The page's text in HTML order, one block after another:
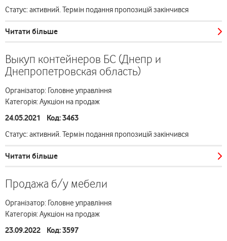
Статус: активний. Термін подання пропозицій закінчився
Читати більше
Выкуп контейнеров БС (Днепр и
Днепропетровская область)
Організатор: Головне управління
Категорія: Аукціон на продаж
24.05.2021 Код: 3463
Статус: активний. Термін подання пропозицій закінчився
Читати більше
Продажа б/у мебели
Організатор: Головне управління
Категорія: Аукціон на продаж
23.09.2022 Код: 3597